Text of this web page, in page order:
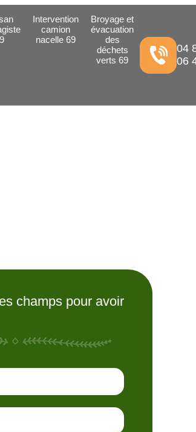
Intervention
camion
nacelle 69
Broyage et
évacuation
des
déchets
verts 69
04
06
champs pour avoir